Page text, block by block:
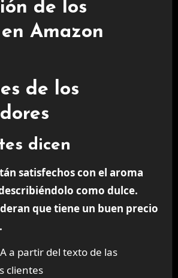
de los
Amazon
de los
dicen
satisfechos con el aroma
como dulce.
que tiene un buen precio
a partir del texto de las
clientes